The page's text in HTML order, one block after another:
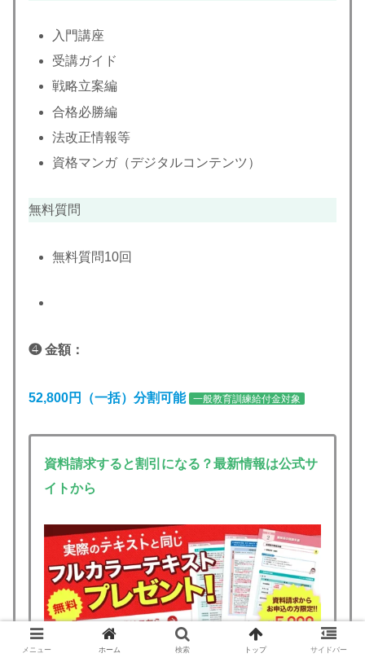
入門講座
受講ガイド
戦略立案編
合格必勝編
法改正情報等
資格マンガ（デジタルコンテンツ）
無料質問
無料質問10回
❹ 金額：
52,800円（一括）分割可能 一般教育訓練給付金対象
資料請求すると割引になる？最新情報は公式サ
イトから
メニュー ホーム 検索 トップ サイドバー